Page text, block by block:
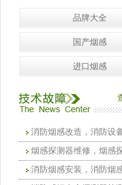
品牌大全
国产烟感
进口烟感
消防烟感改造，消防设